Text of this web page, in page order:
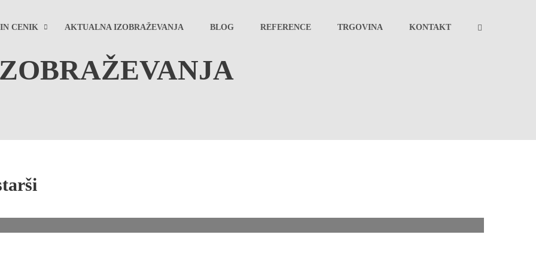
CENIK AKTUALNA IZOBRAŽEVANJA BLOG REFERENCE TRGOVINA KONTAKT